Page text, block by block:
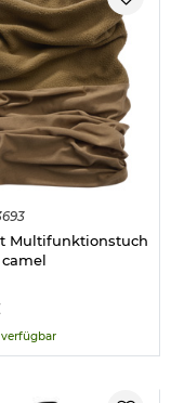
Multifunktionstuch
camel